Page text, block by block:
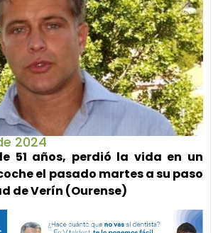
2024
51 años, perdió la vida en un
el pasado martes a su paso
de Verín (Ourense)